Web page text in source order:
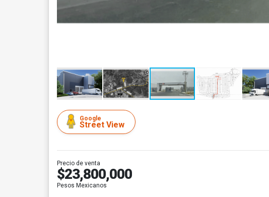
Google
Street View
Precio de venta
$23,800,000
Pesos Mexicanos